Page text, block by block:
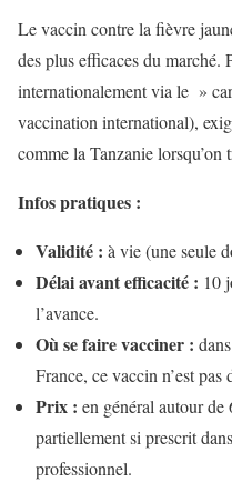
Le vaccin contre la fièvre
des plus efficaces du marché.
internationalement via le »
vaccination international),
comme la Tanzanie lorsqu’on
Infos pratiques :
Validité : à vie (une seule
Délai avant efficacité : 10
l’avance.
Où se faire vacciner :
France, ce vaccin n’est
Prix : en général autour
partiellement si prescrit
professionnel.